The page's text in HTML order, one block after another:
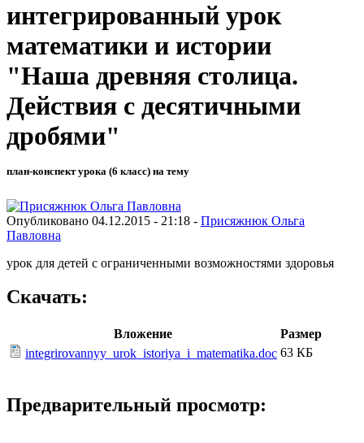
интегрированный урок
математики и истории
"Наша древняя столица.
Действия с десятичными
дробями"
план-конспект урока (6 класс) на тему
Опубликовано 04.12.2015 - 21:18 - Присяжнюк Ольга
Павловна
урок для детей с ограниченными возможностями здоровья
Скачать:
Вложение
Размер
integrirovannyy_urok_istoriya_i_matematika.doc 63 КБ
Предварительный просмотр: